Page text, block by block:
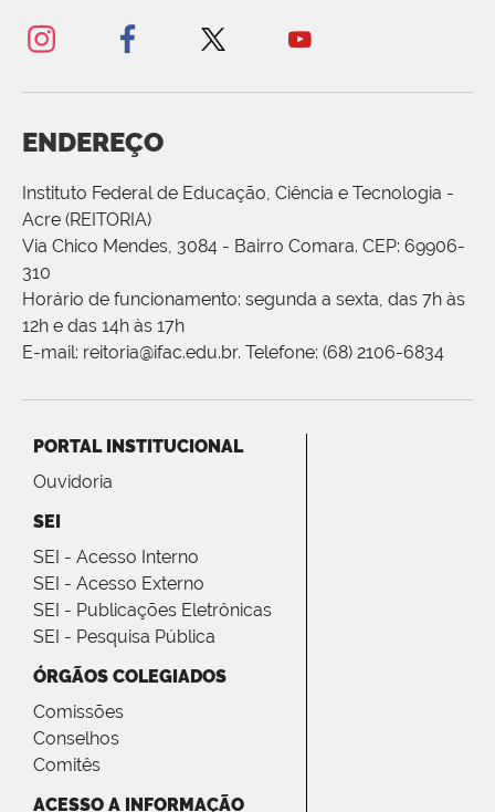
ENDEREÇO
Instituto Federal de Educação, Ciência e Tecnologia -
Acre (REITORIA)
Via Chico Mendes, 3084 - Bairro Comara. CEP: 69906-
310
Horário de funcionamento: segunda a sexta, das 7h às
12h e das 14h às 17h
E-mail: reitoria@ifac.edu.br. Telefone: (68) 2106-6834
PORTAL INSTITUCIONAL
Ouvidoria
SEI
SEI - Acesso Interno
SEI - Acesso Externo
SEI - Publicações Eletrônicas
SEI - Pesquisa Pública
ÓRGÃOS COLEGIADOS
Comissões
Conselhos
Comitês
ACESSO A INFORMAÇÃO